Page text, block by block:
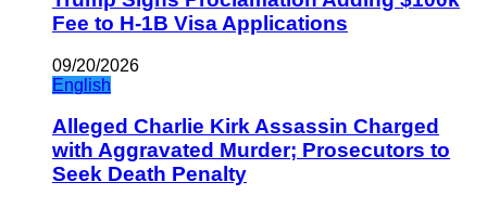
Fee to H-1B Visa Applications
09/20/2026
English
Alleged Charlie Kirk Assassin Charged
with Aggravated Murder; Prosecutors to
Seek Death Penalty